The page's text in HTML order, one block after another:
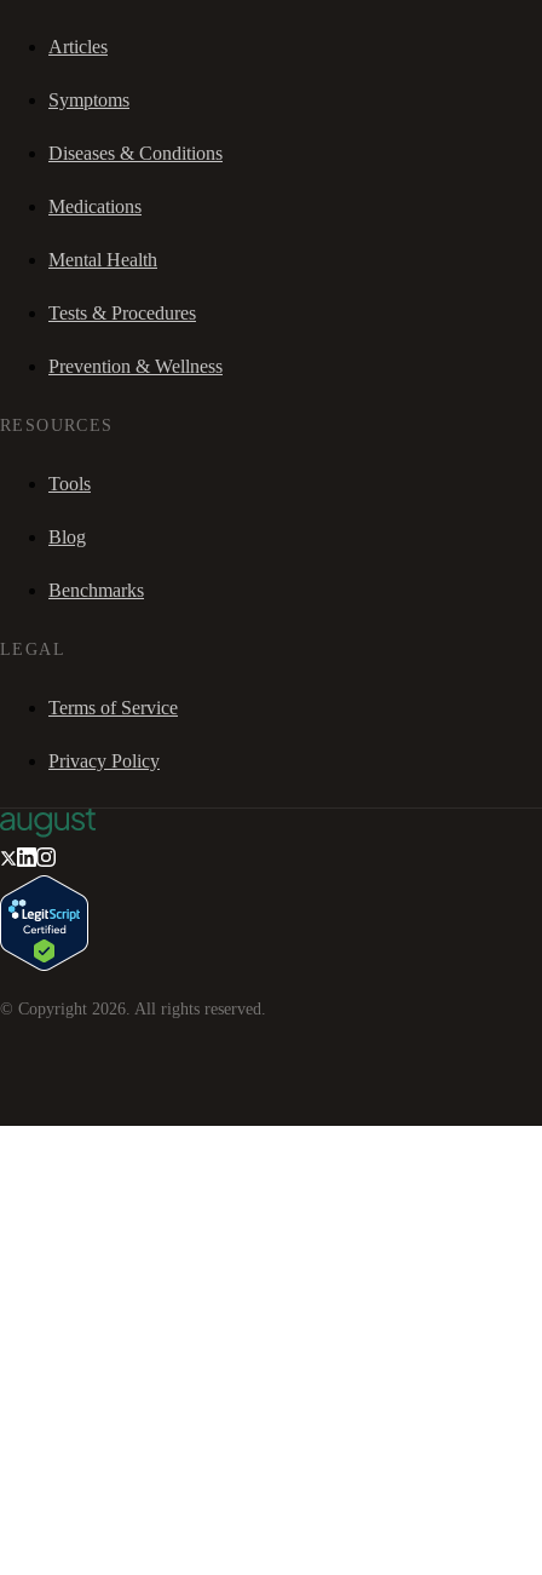
Articles
Symptoms
Diseases & Conditions
Medications
Mental Health
Tests & Procedures
Prevention & Wellness
RESOURCES
Tools
Blog
Benchmarks
LEGAL
Terms of Service
Privacy Policy
© Copyright 2026. All rights reserved.